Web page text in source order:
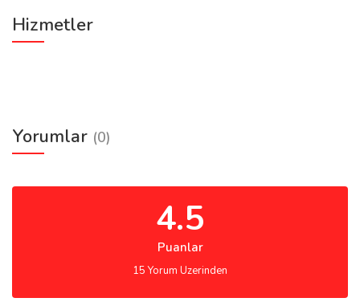
Hizmetler
Yorumlar (0)
4.5
Puanlar
15 Yorum Uzerinden